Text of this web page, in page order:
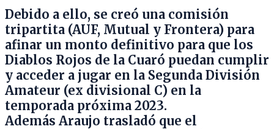
Debido a ello, se creó una comisión
tripartita (AUF, Mutual y Frontera) para
afinar un monto definitivo para que los
Diablos Rojos de la Cuaró puedan cumplir
y acceder a jugar en la Segunda División
Amateur (ex divisional C) en la
temporada próxima 2023.
Además Araujo trasladó que el